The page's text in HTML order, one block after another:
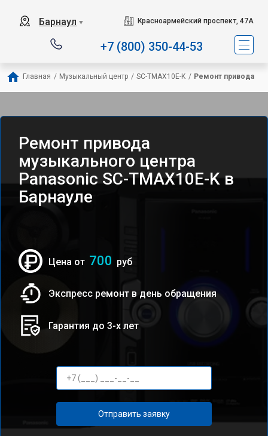
Барнаул ▼ Красноармейский проспект, 47А
+7 (800) 350-44-53
Главная / Музыкальный центр / SC-TMAX10E-K / Ремонт привода
Ремонт привода
музыкального центра
Panasonic SC-TMAX10E-K в
Барнауле
Цена от 700 руб
Экспресс ремонт в день обращения
Гарантия до 3-х лет
Отправить заявку